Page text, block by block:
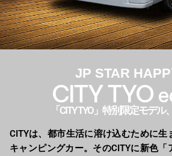
JP STAR
CITY TYO
「CITY TYO」特別限定モデル
CITYは、都市生活に溶け込むために生
キャンピングカー。そのCITYに新色